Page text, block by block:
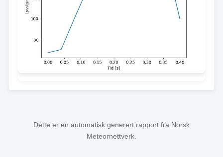
Dette er en automatisk generert rapport fra Norsk
Meteornettverk.